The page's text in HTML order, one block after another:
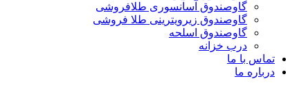
گاوصندوق آسانسوری طلافروشی
گاوصندوق زیرویترینی طلا فروشی
گاوصندوق اسلحه
درب خزانه
تماس با ما
درباره ما